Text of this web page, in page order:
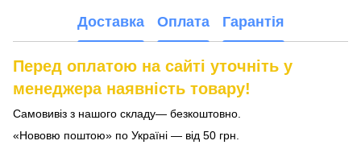
Доставка Оплата Гарантія
Перед оплатою на сайті уточніть у
менеджера наявність товару!
Самовивіз з нашого складу— безкоштовно.
«Нововю поштою» по Україні — від 50 грн.